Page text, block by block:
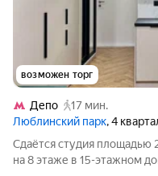
возможен торг
Депо
17 мин.
Люблинский парк, 4
Сдаётся студия площадью
на 8 этаже в 15-этажном